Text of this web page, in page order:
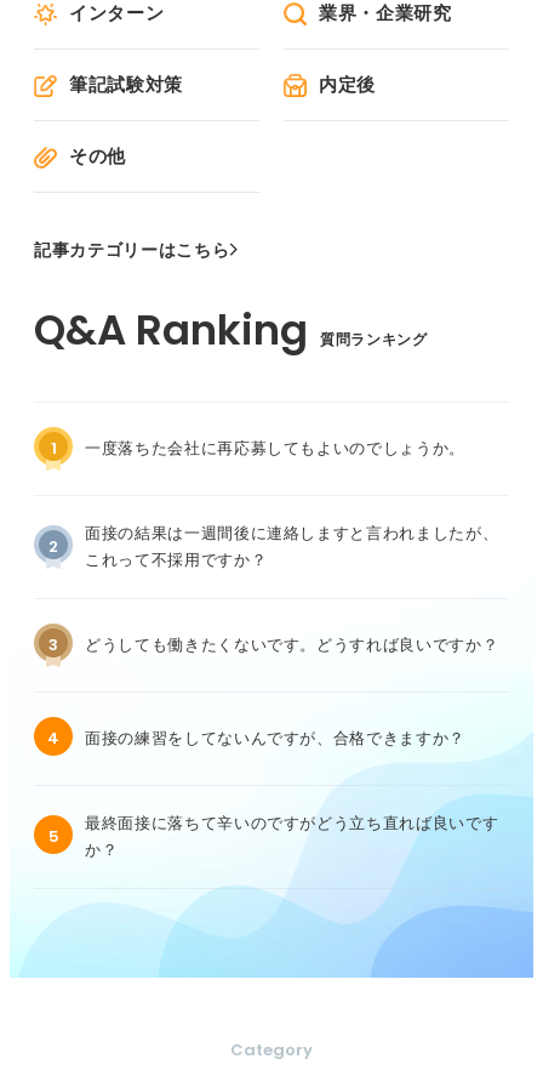
インターン 業界・企業研究
筆記試験対策 内定後
その他
記事カテゴリーはこちら
質問ランキング
1 一度落ちた会社に再応募してもよいのでしょうか。
2
面接の結果は一週間後に連絡しますと言われましたが、
これって不採用ですか？
3 どうしても働きたくないです。どうすれば良いですか？
4 面接の練習をしてないんですが、合格できますか？
5
最終面接に落ちて辛いのですがどう立ち直れば良いです
か？
Category